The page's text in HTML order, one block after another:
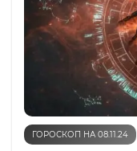
ГОРОСКОП НА 08.11.24